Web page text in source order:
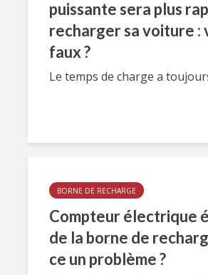
puissante sera plus
recharger sa voiture :
faux ?
Le temps de charge a
BORNE DE RECHARGE
Compteur électrique
de la borne de
ce un problème ?